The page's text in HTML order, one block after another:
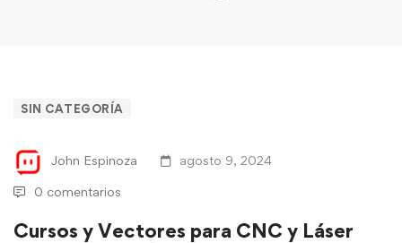
SIN CATEGORÍA
John Espinoza agosto 9, 2024
0 comentarios
Cursos y Vectores para CNC y Láser